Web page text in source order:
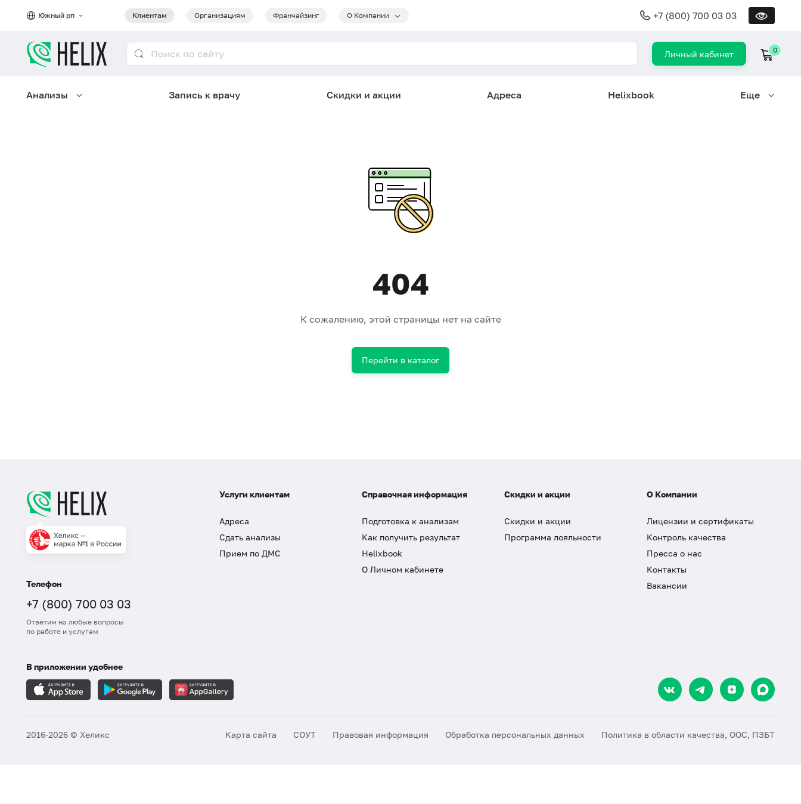
Южный рп Клиентам Организациям Франчайзинг О Компании +7 (800) 700 03 03
Личный кабинет 0
Анализы Запись к врачу Скидки и акции Адреса Helixbook Еще
404
К сожалению, этой страницы нет на сайте
Перейти в каталог
Телефон
+7 (800) 700 03 03
Ответим на любые вопросы
по работе и услугам
Услуги клиентам
Адреса
Сдать анализы
Прием по ДМС
Справочная информация
Подготовка к анализам
Как получить результат
Helixbook
О Личном кабинете
Скидки и акции
Скидки и акции
Программа лояльности
О Компании
Лицензии и сертификаты
Контроль качества
Пресса о нас
Контакты
Вакансии
В приложении удобнее
2016-2026 © Хеликс Карта сайта СОУТ Правовая информация Обработка персональных данных Политика в области качества, ООС, ПЗБТ